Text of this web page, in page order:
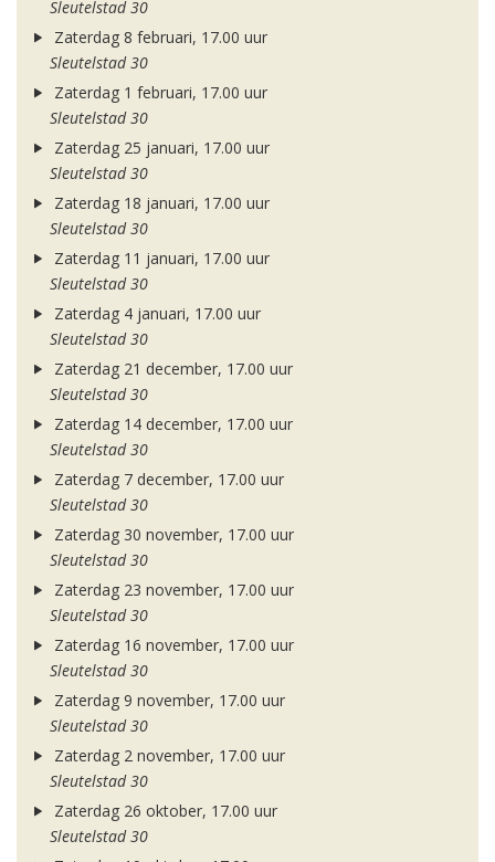
Sleutelstad 30
Zaterdag 8 februari, 17.00 uur
Sleutelstad 30
Zaterdag 1 februari, 17.00 uur
Sleutelstad 30
Zaterdag 25 januari, 17.00 uur
Sleutelstad 30
Zaterdag 18 januari, 17.00 uur
Sleutelstad 30
Zaterdag 11 januari, 17.00 uur
Sleutelstad 30
Zaterdag 4 januari, 17.00 uur
Sleutelstad 30
Zaterdag 21 december, 17.00 uur
Sleutelstad 30
Zaterdag 14 december, 17.00 uur
Sleutelstad 30
Zaterdag 7 december, 17.00 uur
Sleutelstad 30
Zaterdag 30 november, 17.00 uur
Sleutelstad 30
Zaterdag 23 november, 17.00 uur
Sleutelstad 30
Zaterdag 16 november, 17.00 uur
Sleutelstad 30
Zaterdag 9 november, 17.00 uur
Sleutelstad 30
Zaterdag 2 november, 17.00 uur
Sleutelstad 30
Zaterdag 26 oktober, 17.00 uur
Sleutelstad 30